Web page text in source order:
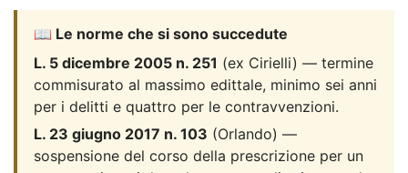
📖 Le norme che si sono succedute
L. 5 dicembre 2005 n. 251 (ex Cirielli) — termine
commisurato al massimo edittale, minimo sei anni
per i delitti e quattro per le contravvenzioni.
L. 23 giugno 2017 n. 103 (Orlando) —
sospensione del corso della prescrizione per un